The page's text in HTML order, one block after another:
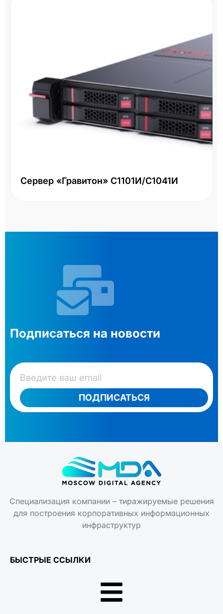
С1041И
СХД HPE MSA 2060
LFF
Два контроллера 16Gb FC,
Подписаться на новости
Специализация компании – тиражируемые решения
для построения корпоративных информационных
инфраструктур